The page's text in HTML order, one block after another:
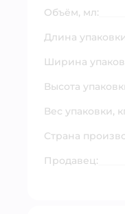
Объём, мл:
Длина
Ширина
Высота
Вес упаковки,
Страна
Продавец: